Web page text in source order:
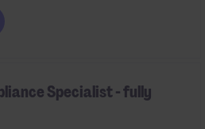
Specialist - fully